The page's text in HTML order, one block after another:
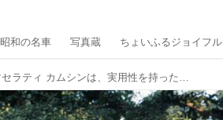
昭和の名車 写真蔵 ちょいふるジョイフル
【FRへの憧憬 11】マセラティ カムシンは、実用性を持った高貴な超高速GTカーだった